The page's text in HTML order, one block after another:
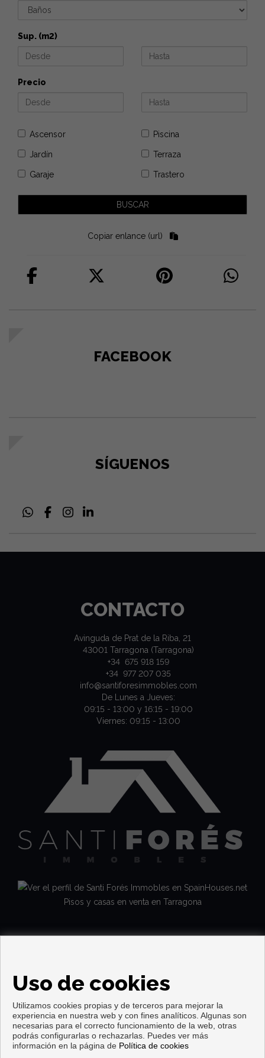
Sup. (m2)
Precio
Ascensor Piscina
Jardín Terraza
Garaje Trastero
Copiar enlance (url)
FACEBOOK
SÍGUENOS
CONTACTO
Avinguda de Prat de la Riba, 21
43001 Tarragona (Tarragona)
+34 675 918 159
+34 977 207 035
info@santiforesimmobles.com
De Lunes a Jueves:
09:15 - 13:00 y 16:15 - 19:00
Viernes: 09:15 - 13:00
Pisos y casas en venta en Tarragona
Copyright © 2026. Todos los derechos reservados.
Aviso legal |Política de privacidad|Política de Cookies
Uso de cookies
Utilizamos cookies propias y de terceros para mejorar la
experiencia en nuestra web y con fines analíticos. Algunas son
necesarias para el correcto funcionamiento de la web, otras
podrás configurarlas o rechazarlas. Puedes ver más
información en la página de Política de cookies